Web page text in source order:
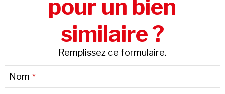
pour un bien
similaire ?
Remplissez ce formulaire.
Nom *